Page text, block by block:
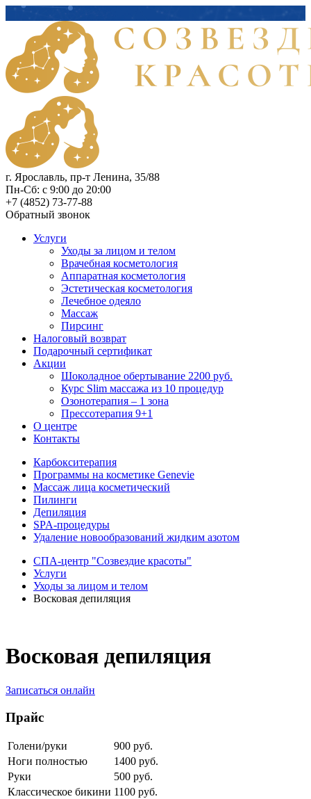
г. Ярославль, пр-т Ленина, 35/88
Пн-Сб: с 9:00 до 20:00
+7 (4852) 73-77-88
Обратный звонок
Услуги
Уходы за лицом и телом
Врачебная косметология
Аппаратная косметология
Эстетическая косметология
Лечебное одеяло
Массаж
Пирсинг
Налоговый возврат
Подарочный сертификат
Акции
Шоколадное обертывание 2200 руб.
Курс Slim массажа из 10 процедур
Озонотерапия – 1 зона
Прессотерапия 9+1
О центре
Контакты
Карбокситерапия
Программы на косметике Genevie
Массаж лица косметический
Пилинги
Депиляция
SPA-процедуры
Удаление новообразований жидким азотом
СПА-центр "Созвездие красоты"
Услуги
Уходы за лицом и телом
Восковая депиляция
Восковая депиляция
Записаться онлайн
Прайс
Голени/руки
900 руб.
Ноги полностью
1400 руб.
Руки
500 руб.
Классическое бикини 1100 руб.